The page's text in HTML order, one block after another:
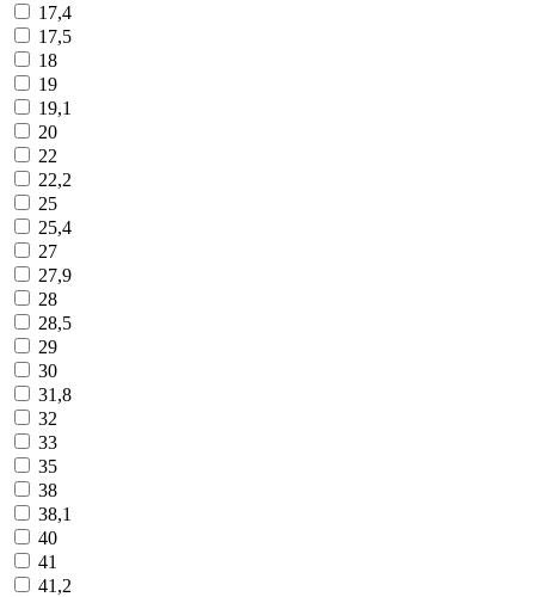
17,4
17,5
18
19
19,1
20
22
22,2
25
25,4
27
27,9
28
28,5
29
30
31,8
32
33
35
38
38,1
40
41
41,2